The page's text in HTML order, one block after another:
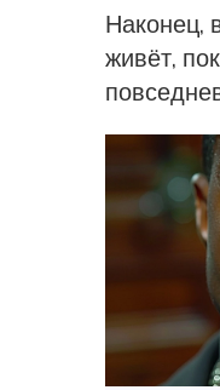
Наконец,
живёт,